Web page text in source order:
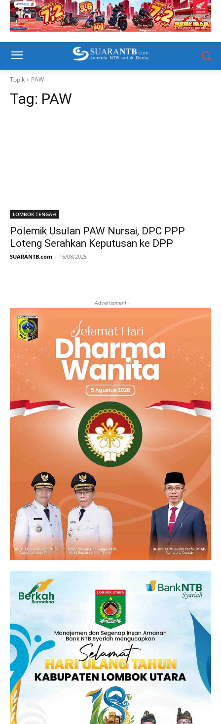
Topik PAW
Tag: PAW
LOMBOK TENGAH
Polemik Usulan PAW Nursai, DPC PPP
Loteng Serahkan Keputusan ke DPP
SUARANTB.com - 16/08/2025
- Advertisment -